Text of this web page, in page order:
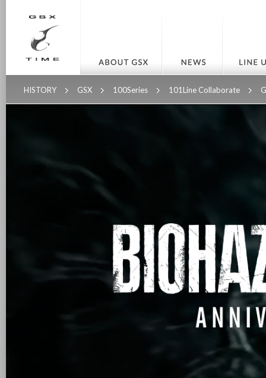
HISTORY GSX 100Series 101Line Collaborate